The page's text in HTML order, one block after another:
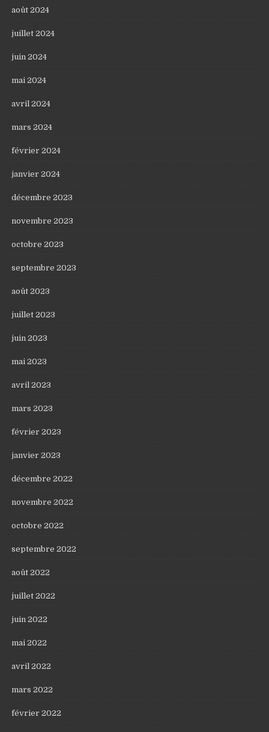
août 2024
juillet 2024
juin 2024
mai 2024
avril 2024
mars 2024
février 2024
janvier 2024
décembre 2023
novembre 2023
octobre 2023
septembre 2023
août 2023
juillet 2023
juin 2023
mai 2023
avril 2023
mars 2023
février 2023
janvier 2023
décembre 2022
novembre 2022
octobre 2022
septembre 2022
août 2022
juillet 2022
juin 2022
mai 2022
avril 2022
mars 2022
février 2022